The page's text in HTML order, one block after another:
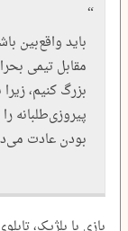
باید واقع‌بین
مقابل تیمی
بزرگ کنیم،
پیروزی‌طلبانه
بودن عادت